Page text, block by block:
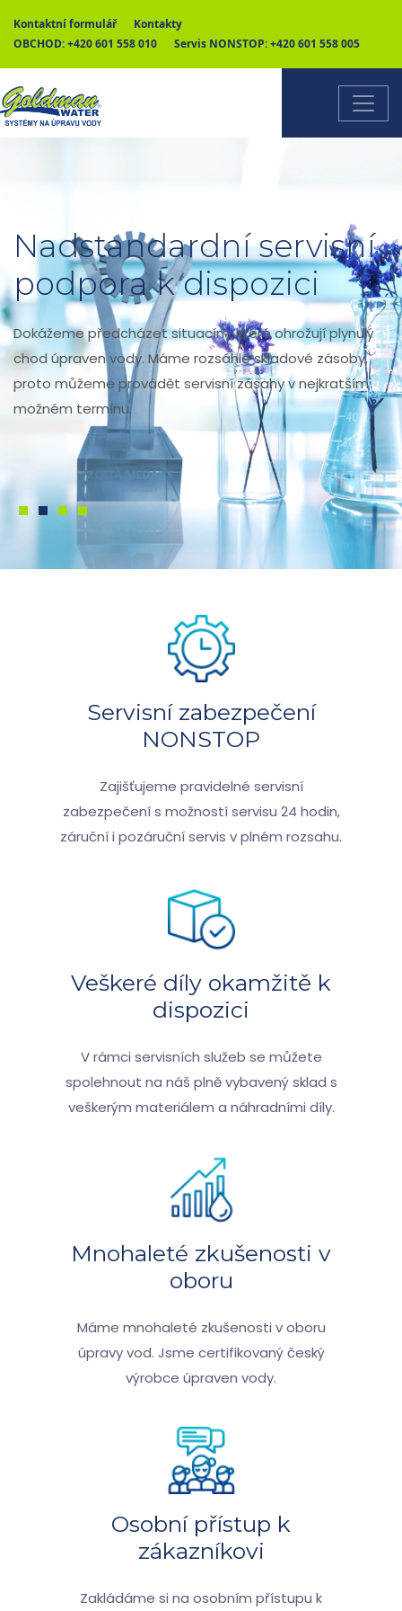
Kontaktní formulář
Kontakty
OBCHOD:+420 601 558 010 Servis NONSTOP:+420 601 558 005
Nadstandardní servisní
podpora k dispozici
Dokážeme předcházet situacím, které ohrožují plynulý
chod úpraven vody. Máme rozsáhlé skladové zásoby,
proto můžeme provádět servisní zásahy v nejkratším
možném termínu.
1 2 3 4
Servisní zabezpečení
NONSTOP
Zajišťujeme pravidelné servisní
zabezpečení s možností servisu 24 hodin,
záruční i pozáruční servis v plném rozsahu.
Veškeré díly okamžitě k
dispozici
V rámci servisních služeb se můžete
spolehnout na náš plně vybavený sklad s
veškerým materiálem a náhradními díly.
Mnohaleté zkušenosti v
oboru
Máme mnohaleté zkušenosti v oboru
úpravy vod. Jsme certifikovaný český
výrobce úpraven vody.
Osobní přístup k
zákazníkovi
Zakládáme si na osobním přístupu k